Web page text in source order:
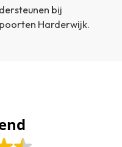
bij
Harderwijk.